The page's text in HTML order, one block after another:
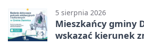
5 sierpnia 2026
Mieszkańcy gminy
wskazać kierunek